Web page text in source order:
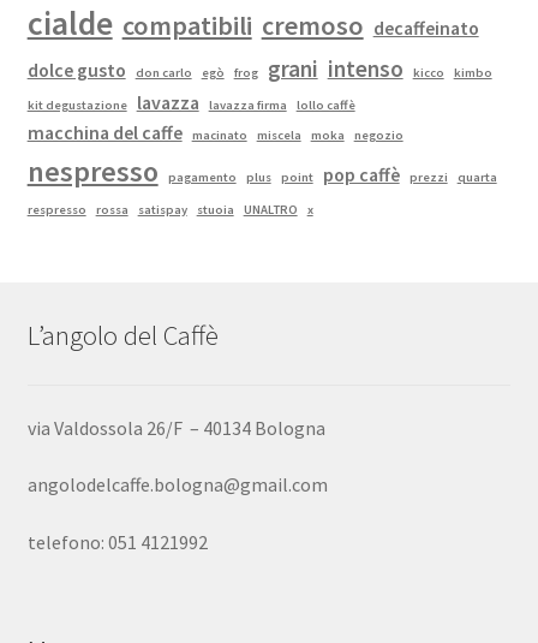
cialde compatibili cremoso decaffeinato
dolce gusto
don carlo egò frog grani intenso kicco kimbo
kit degustazione lavazza lavazza firma lollo caffè
macchina del caffe macinato miscela moka negozio
nespresso pagamento plus point pop caffè prezzi quarta
respresso rossa satispay stuoia UNALTRO x
L’angolo del Caffè
via Valdossola 26/F – 40134 Bologna
angolodelcaffe.bologna@gmail.com
telefono: 051 4121992